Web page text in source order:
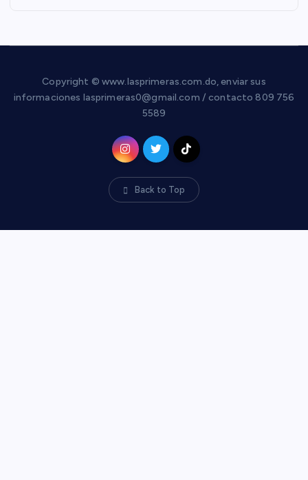
Copyright © www.lasprimeras.com.do, enviar sus
informaciones lasprimeras0@gmail.com / contacto 809 756
5589
Back to Top